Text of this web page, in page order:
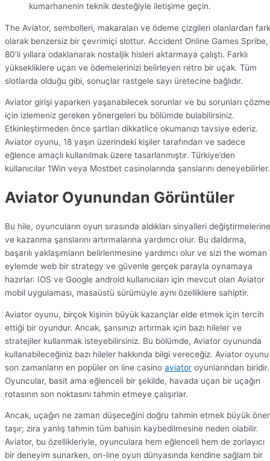
kumarhanenin teknik desteğiyle iletişime geçin.
The Aviator, sembolleri, makaraları ve ödeme çizgileri olanlardan
olarak benzersiz bir çevrimiçi slottur. Accident Online Games Spribe,
80’li yıllara odaklanarak nostaljik hisleri aktarmaya çalıştı. Farklı
yüksekliklere uçan ve ödemelerinizi belirleyen retro bir uçak. Tüm
slotlarda olduğu gibi, sonuçlar rastgele sayı üretecine bağlıdır.
Aviator girişi yaparken yaşanabilecek sorunlar ve bu sorunları
için izlemeniz gereken yönergeleri bu bölümde bulabilirsiniz.
Etkinleştirmeden önce şartları dikkatlice okumanızı tavsiye ederiz.
Aviator oyunu, 18 yaşın üzerindeki kişiler tarafından ve sadece
eğlence amaçlı kullanılmak üzere tasarlanmıştır. Türkiye’den
kullanıcılar 1Win veya Mostbet casinolarında şanslarını deneyebilirler.
Aviator Oyunundan Görüntüler
Bu hile, oyuncuların oyun sırasında aldıkları sinyalleri değiştirmelerine
ve kazanma şanslarını artırmalarına yardımcı olur. Bu daldırma,
başarılı yaklaşımların belirlenmesine yardımcı olur ve sizi the woman
eylemde web bir strategy ve güvenle gerçek parayla oynamaya
hazırlar. IOS ve Google android kullanıcıları için mevcut olan Aviator
mobil uygulaması, masaüstü sürümüyle aynı özelliklere sahiptir.
Aviator oyunu, birçok kişinin büyük kazançlar elde etmek için tercih
ettiği bir oyundur. Ancak, şansınızı artırmak için bazı hileler ve
stratejiler kullanmak isteyebilirsiniz. Bu bölümde, Aviator oyununda
kullanabileceğiniz bazı hileler hakkında bilgi vereceğiz. Aviator oyunu
son zamanların en popüler on line casino aviator oyunlarından biridir.
Oyuncular, basit ama eğlenceli bir şekilde, havada uçan bir uçağın
rotasının son noktasını tahmin etmeye çalışırlar.
Ancak, uçağın ne zaman düşeceğini doğru tahmin etmek büyük
taşır; zira yanlış tahmin tüm bahisin kaybedilmesine neden olabilir.
Aviator, bu özellikleriyle, oyunculara hem eğlenceli hem de zorlayıcı
bir deneyim sunarken, on-line oyun dünyasında kendine sağlam bir